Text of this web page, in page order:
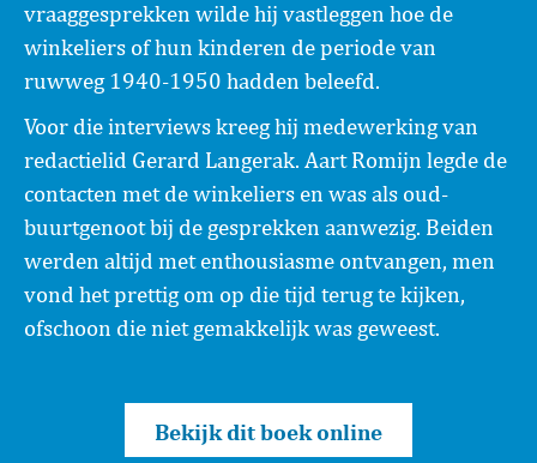
vraaggesprekken wilde hij vastleggen hoe de
winkeliers of hun kinderen de periode van
ruwweg 1940-1950 hadden beleefd.
Voor die interviews kreeg hij medewerking van
redactielid Gerard Langerak. Aart Romijn legde de
contacten met de winkeliers en was als oud-
buurtgenoot bij de gesprekken aanwezig. Beiden
werden altijd met enthousiasme ontvangen, men
vond het prettig om op die tijd terug te kijken,
ofschoon die niet gemakkelijk was geweest.
Bekijk dit boek online